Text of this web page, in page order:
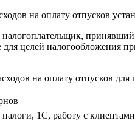
на оплату отпусков
для целей
на оплату отпусков
1С, работу с